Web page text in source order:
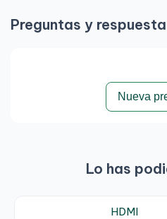
Preguntas y
Nueva
Lo has
HDMI